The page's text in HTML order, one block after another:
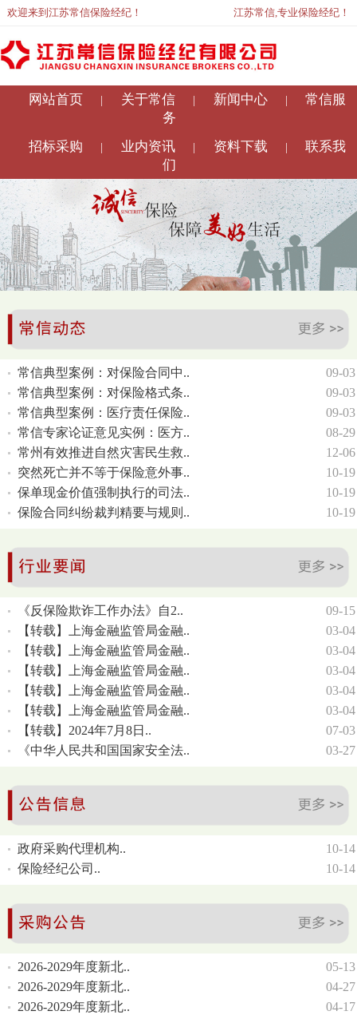
欢迎来到江苏常信保险经纪！ 江苏常信,专业保险经纪！
网站首页 关于常信 新闻中心
常信服
务
招标采购
| 业内资讯 | 资料下载 |
联系我
们
常信典型案例：对保险合同中..
09-03
常信典型案例：对保险格式条..
09-03
常信典型案例：医疗责任保险..
09-03
常信专家论证意见实例：医方..
08-29
常州有效推进自然灾害民生救..
12-06
突然死亡并不等于保险意外事..
10-19
保单现金价值强制执行的司法..
10-19
保险合同纠纷裁判精要与规则..
10-19
《反保险欺诈工作办法》自2..
09-15
【转载】上海金融监管局金融..
03-04
【转载】上海金融监管局金融..
03-04
【转载】上海金融监管局金融..
03-04
【转载】上海金融监管局金融..
03-04
【转载】上海金融监管局金融..
03-04
【转载】2024年7月8日..
07-03
《中华人民共和国国家安全法..
03-27
政府采购代理机构..
10-14
保险经纪公司..
10-14
2026-2029年度新北..
05-13
2026-2029年度新北..
04-27
2026-2029年度新北..
04-17